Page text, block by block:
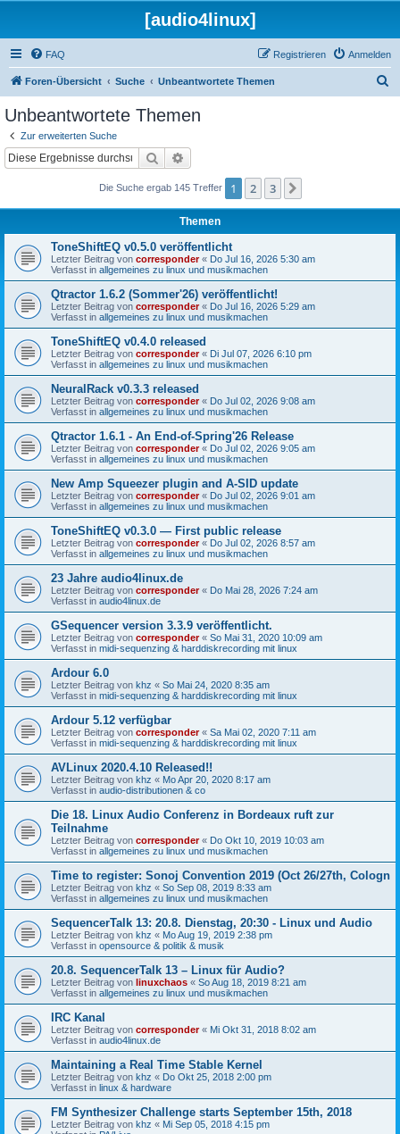
[audio4linux]
FAQ Anmelden
Registrieren
Foren-Übersicht Suche Unbeantwortete Themen
Unbeantwortete Themen
Zur erweiterten Suche
Suche
Die Suche ergab 145 Treffer 1 2 3
Themen
ToneShiftEQ v0.5.0 veröffentlicht
Letzter Beitrag von corresponder« Do Jul 16, 2026 5:30 am
Verfasst in allgemeines zu linux und musikmachen
Qtractor 1.6.2 (Sommer'26) veröffentlicht!
Letzter Beitrag von corresponder« Do Jul 16, 2026 5:29 am
Verfasst in allgemeines zu linux und musikmachen
ToneShiftEQ v0.4.0 released
Letzter Beitrag von corresponder« Di Jul 07, 2026 6:10 pm
Verfasst in allgemeines zu linux und musikmachen
NeuralRack v0.3.3 released
Letzter Beitrag von corresponder« Do Jul 02, 2026 9:08 am
Verfasst in allgemeines zu linux und musikmachen
Qtractor 1.6.1 - An End-of-Spring'26 Release
Letzter Beitrag von corresponder« Do Jul 02, 2026 9:05 am
Verfasst in allgemeines zu linux und musikmachen
New Amp Squeezer plugin and A-SID update
Letzter Beitrag von corresponder« Do Jul 02, 2026 9:01 am
Verfasst in allgemeines zu linux und musikmachen
ToneShiftEQ v0.3.0 — First public release
Letzter Beitrag von corresponder« Do Jul 02, 2026 8:57 am
Verfasst in allgemeines zu linux und musikmachen
23 Jahre audio4linux.de
Letzter Beitrag von corresponder« Do Mai 28, 2026 7:24 am
Verfasst in audio4linux.de
GSequencer version 3.3.9 veröffentlicht.
Letzter Beitrag von corresponder« So Mai 31, 2020 10:09 am
Verfasst in midi-sequenzing & harddiskrecording mit linux
Ardour 6.0
Letzter Beitrag von khz « So Mai 24, 2020 8:35 am
Verfasst in midi-sequenzing & harddiskrecording mit linux
Ardour 5.12 verfügbar
Letzter Beitrag von corresponder« Sa Mai 02, 2020 7:11 am
Verfasst in midi-sequenzing & harddiskrecording mit linux
AVLinux 2020.4.10 Released!!
Letzter Beitrag von khz « Mo Apr 20, 2020 8:17 am
Verfasst in audio-distributionen & co
Die 18. Linux Audio Conferenz in Bordeaux ruft zur
Teilnahme
Letzter Beitrag von corresponder« Do Okt 10, 2019 10:03 am
Verfasst in allgemeines zu linux und musikmachen
Time to register: Sonoj Convention 2019 (Oct 26/27th, Cologn
Letzter Beitrag von khz « So Sep 08, 2019 8:33 am
Verfasst in allgemeines zu linux und musikmachen
SequencerTalk 13: 20.8. Dienstag, 20:30 - Linux und Audio
Letzter Beitrag von khz « Mo Aug 19, 2019 2:38 pm
Verfasst in opensource & politik & musik
20.8. SequencerTalk 13 – Linux für Audio?
Letzter Beitrag von linuxchaos « So Aug 18, 2019 8:21 am
Verfasst in allgemeines zu linux und musikmachen
IRC Kanal
Letzter Beitrag von corresponder« Mi Okt 31, 2018 8:02 am
Verfasst in audio4linux.de
Maintaining a Real Time Stable Kernel
Letzter Beitrag von khz « Do Okt 25, 2018 2:00 pm
Verfasst in linux & hardware
FM Synthesizer Challenge starts September 15th, 2018
Letzter Beitrag von khz « Mi Sep 05, 2018 4:15 pm